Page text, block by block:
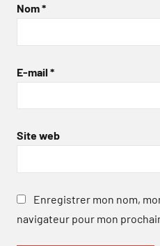
Nom*
E-mail *
Site web
Enregistrer mon nom,
navigateur pour mon